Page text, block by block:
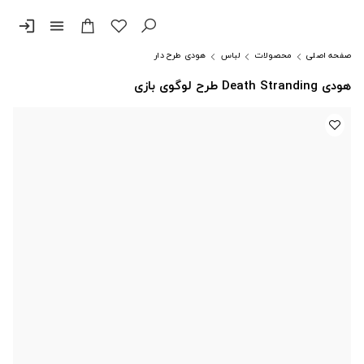
menu
login
صفحه اصلی محصولات لباس هودی طرح دار
هودی Death Stranding طرح لوگوی بازی